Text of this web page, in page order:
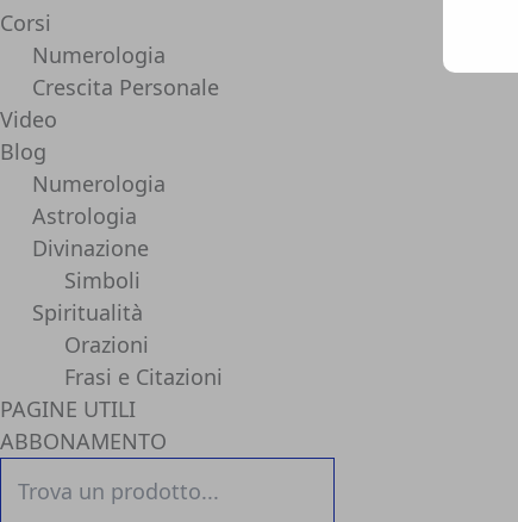
Corsi
Numerologia
Crescita Personale
Video
Blog
Numerologia
Astrologia
Divinazione
Simboli
Spiritualità
Orazioni
Frasi e Citazioni
PAGINE UTILI
ABBONAMENTO